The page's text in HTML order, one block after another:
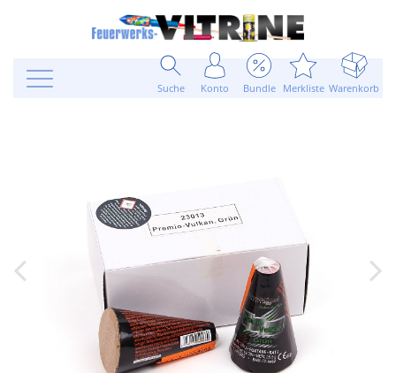
Suche Konto Bundle Merkliste Warenkorb